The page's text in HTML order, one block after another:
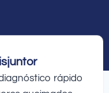
rápido